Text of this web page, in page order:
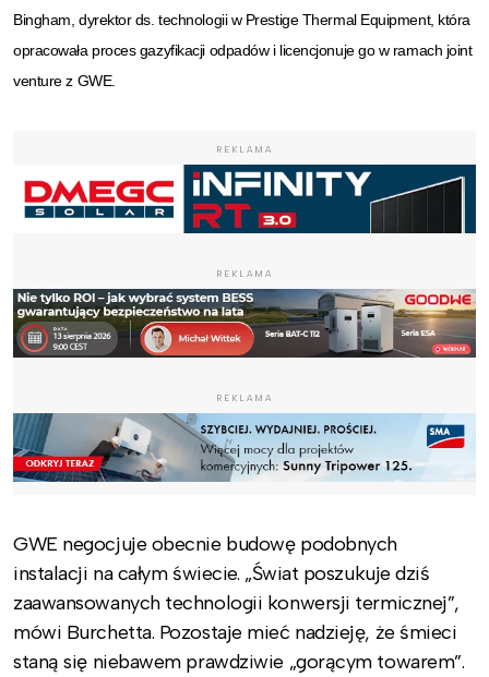
Bingham, dyrektor ds. technologii w Prestige Thermal Equipment, która
opracowała proces gazyfikacji odpadów i licencjonuje go w ramach joint
venture z GWE.
REKLAMA
REKLAMA
REKLAMA
GWE negocjuje obecnie budowę podobnych
instalacji na całym świecie. „Świat poszukuje dziś
zaawansowanych technologii konwersji termicznej”,
mówi Burchetta. Pozostaje mieć nadzieję, że śmieci
staną się niebawem prawdziwie „gorącym towarem”.